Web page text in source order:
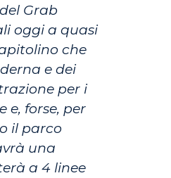
Grab
oggi a quasi
che
e dei
per i
e, forse, per
il parco
una
a 4 linee